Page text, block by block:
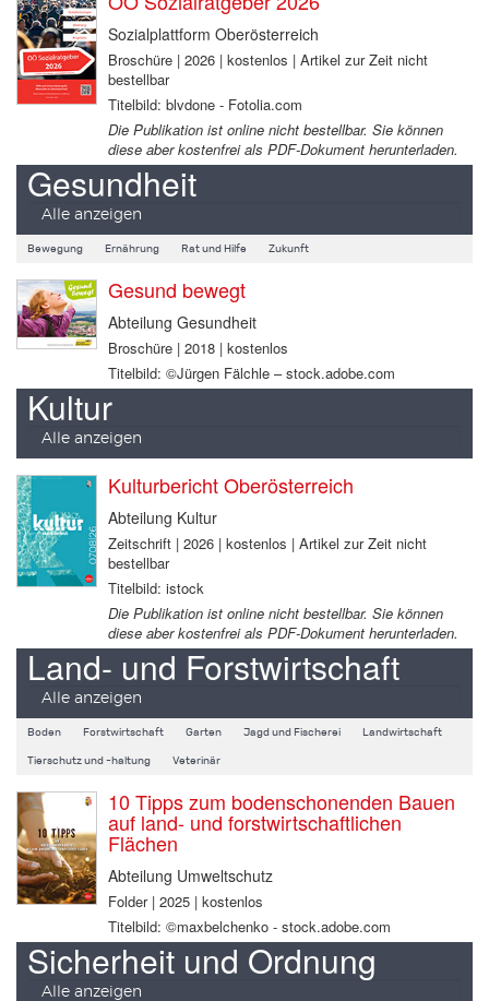
Sozialplattform Oberösterreich
Broschüre | 2026 | kostenlos | Artikel zur Zeit nicht
bestellbar
Titelbild: blvdone - Fotolia.com
Die Publikation ist online nicht bestellbar. Sie können
diese aber kostenfrei als PDF-Dokument herunterladen.
Gesundheit
Alle anzeigen
Bewegung Ernährung Rat und Hilfe Zukunft
Gesund bewegt
Abteilung Gesundheit
Broschüre | 2018 | kostenlos
Titelbild: ©Jürgen Fälchle – stock.adobe.com
Kultur
Alle anzeigen
Kulturbericht Oberösterreich
Abteilung Kultur
Zeitschrift | 2026 | kostenlos | Artikel zur Zeit nicht
bestellbar
Titelbild: istock
Die Publikation ist online nicht bestellbar. Sie können
diese aber kostenfrei als PDF-Dokument herunterladen.
Land- und Forstwirtschaft
Alle anzeigen
Boden Forstwirtschaft Garten Jagd und Fischerei Landwirtschaft
Tierschutz und -haltung Veterinär
10 Tipps zum bodenschonenden Bauen
auf land- und forstwirtschaftlichen
Flächen
Abteilung Umweltschutz
Folder | 2025 | kostenlos
Titelbild: ©maxbelchenko - stock.adobe.com
Sicherheit und Ordnung
Alle anzeigen